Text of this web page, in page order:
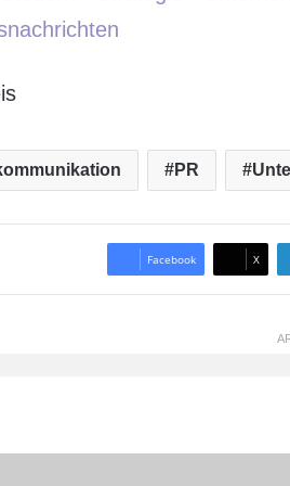
PR
Facebook X